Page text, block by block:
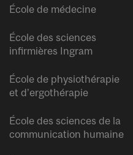
École de médecine
École des sciences
infirmières Ingram
École de physiothérapie
et d’ergothérapie
École des sciences de la
communication humaine